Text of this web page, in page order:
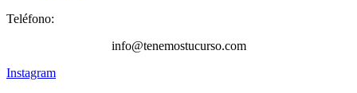
Teléfono:
info@tenemostucurso.com
Instagram